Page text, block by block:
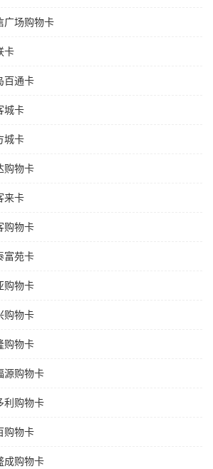
广场购物卡
卡
百通卡
城卡
城卡
购物卡
来卡
购物卡
富苑卡
购物卡
购物卡
购物卡
源购物卡
利购物卡
购物卡
成购物卡